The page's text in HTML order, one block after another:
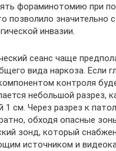
фораминотомию при
позволило значительно
инвазии.
сеанс чаще
вида наркоза. Если
контроля
небольшой разрез,
см. Через разрез к
обходя опасные
зонд, который
источником и